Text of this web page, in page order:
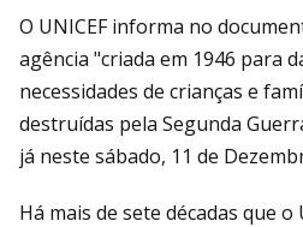
O UNICEF informa no
agência "criada em 1946 para
necessidades de crianças e
destruídas pela Segunda
já neste sábado, 11 de
Há mais de sete décadas que o